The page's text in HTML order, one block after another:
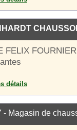
FELIX FOURNIER
détails
- Magasin de